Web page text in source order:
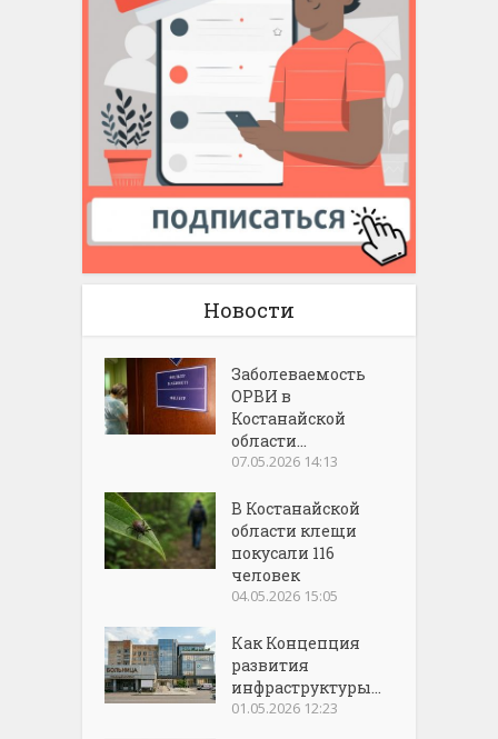
Новости
Заболеваемость
ОРВИ в
Костанайской
области...
07.05.2026 14:13
В Костанайской
области клещи
покусали 116
человек
04.05.2026 15:05
Как Концепция
развития
инфраструктуры...
01.05.2026 12:23